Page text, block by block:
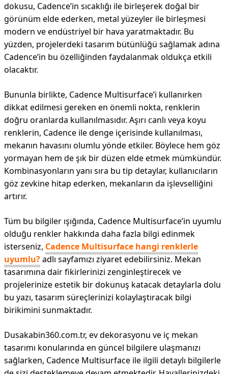
dokusu, Cadence’in sıcaklığı ile birleşerek doğal bir
görünüm elde ederken, metal yüzeyler ile birleşmesi
modern ve endüstriyel bir hava yaratmaktadır. Bu
yüzden, projelerdeki tasarım bütünlüğü sağlamak adına
Cadence’in bu özelliğinden faydalanmak oldukça etkili
olacaktır.
Bununla birlikte, Cadence Multisurface’i kullanırken
dikkat edilmesi gereken en önemli nokta, renklerin
doğru oranlarda kullanılmasıdır. Aşırı canlı veya koyu
renklerin, Cadence ile denge içerisinde kullanılması,
mekanın havasını olumlu yönde etkiler. Böylece hem göz
yormayan hem de şık bir düzen elde etmek mümkündür.
Kombinasyonların yanı sıra bu tip detaylar, kullanıcıların
göz zevkine hitap ederken, mekanların da işlevselliğini
artırır.
Tüm bu bilgiler ışığında, Cadence Multisurface’in uyumlu
olduğu renkler hakkında daha fazla bilgi edinmek
isterseniz, Cadence Multisurface hangi renklerle
uyumlu?adlı sayfamızı ziyaret edebilirsiniz. Mekan
tasarımına dair fikirlerinizi zenginleştirecek ve
projelerinize estetik bir dokunuş katacak detaylarla dolu
bu yazı, tasarım süreçlerinizi kolaylaştıracak bilgi
birikimini sunmaktadır.
Dusakabin360.com.tr, ev dekorasyonu ve iç mekan
tasarımı konularında en güncel bilgilere ulaşmanızı
sağlarken, Cadence Multisurface ile ilgili detaylı bilgilerle